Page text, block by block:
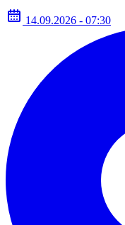
14.09.2026 - 07:30